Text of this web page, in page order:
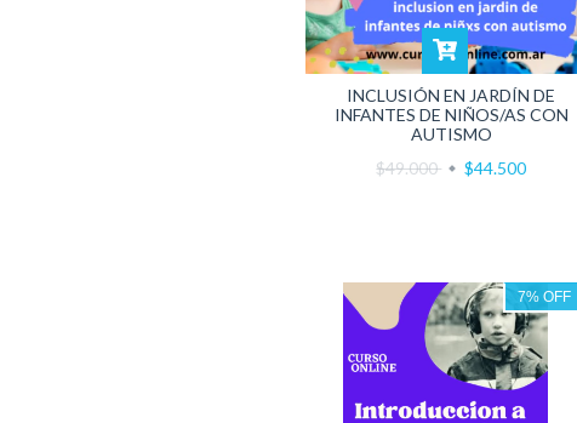
INCLUSIÓN EN JARDÍN DE
INFANTES DE NIÑOS/AS CON
AUTISMO
$49.000
$44.500
7%OFF